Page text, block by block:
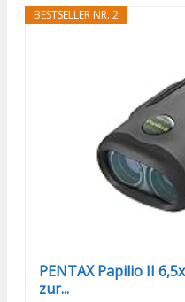
BESTSELLER NR. 2
PENTAX Papilio II
zur...